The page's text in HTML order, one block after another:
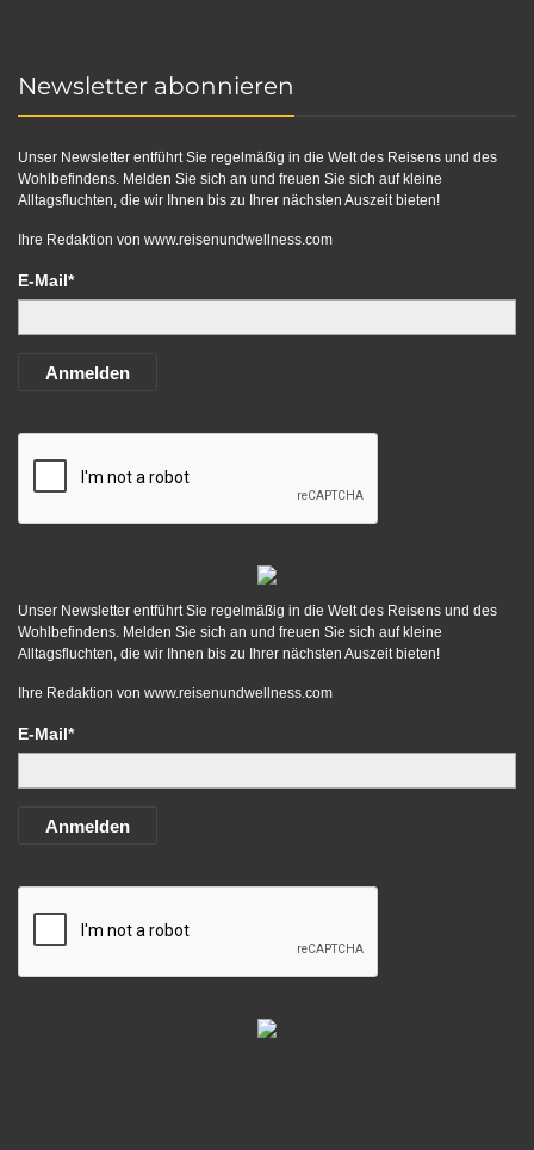
Newsletter abonnieren
Unser Newsletter entführt Sie regelmäßig in die Welt des Reisens und des
Wohlbefindens. Melden Sie sich an und freuen Sie sich auf kleine
Alltagsfluchten, die wir Ihnen bis zu Ihrer nächsten Auszeit bieten!
Ihre Redaktion von www.reisenundwellness.com
E-Mail*
Anmelden
Unser Newsletter entführt Sie regelmäßig in die Welt des Reisens und des
Wohlbefindens. Melden Sie sich an und freuen Sie sich auf kleine
Alltagsfluchten, die wir Ihnen bis zu Ihrer nächsten Auszeit bieten!
Ihre Redaktion von www.reisenundwellness.com
E-Mail*
Anmelden